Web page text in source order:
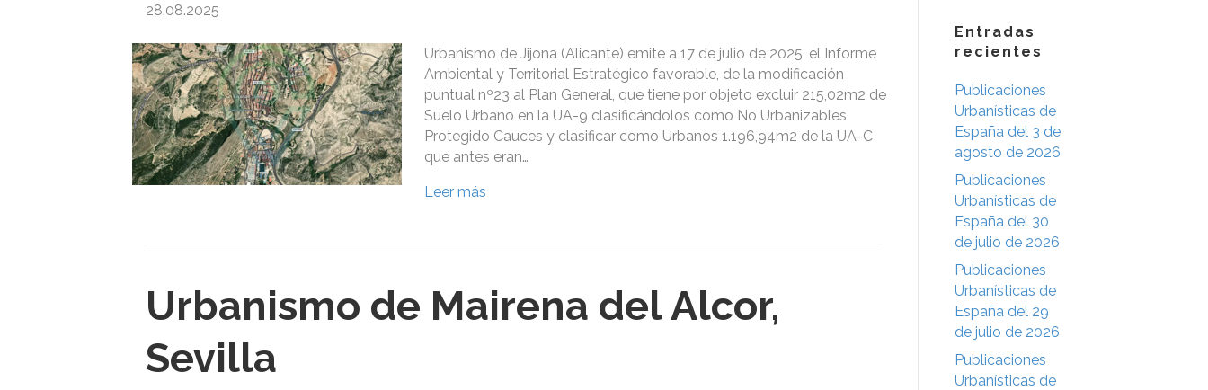
28.08.2025
Urbanismo de Jijona (Alicante) emite a 17 de julio de 2025, el Informe
Ambiental y Territorial Estratégico favorable, de la modificación
puntual nº23 al Plan General, que tiene por objeto excluir 215,02m2 de
Suelo Urbano en la UA-9 clasificándolos como No Urbanizables
Protegido Cauces y clasificar como Urbanos 1.196,94m2 de la UA-C
que antes eran…
Leer más
Urbanismo de Mairena del Alcor,
Sevilla
Entradas
recientes
Publicaciones
Urbanísticas de
España del 3 de
agosto de 2026
Publicaciones
Urbanísticas de
España del 30
de julio de 2026
Publicaciones
Urbanísticas de
España del 29
de julio de 2026
Publicaciones
Urbanísticas de